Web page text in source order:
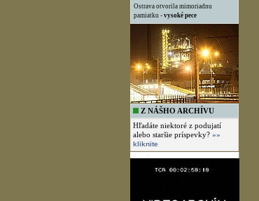
Ostrava otvorila mimoriadnu
pamiatku -vysoké pece
Z NÁŠHO ARCHÍVU
Hľadáte niektoré z podujatí
alebo staršie príspevky? »»
kliknite